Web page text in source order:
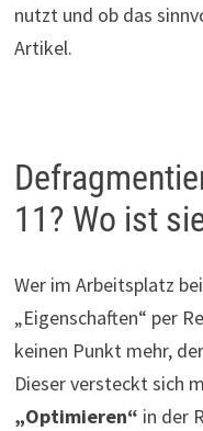
nutzt und ob das
Artikel.
11? Wo ist
Wer im Arbeitsplatz
„Eigenschaften“ per
keinen Punkt mehr, der
Dieser versteckt sich
„Optimieren“ in der